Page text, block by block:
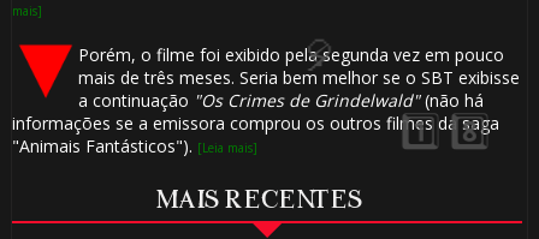
mais]
Porém, o filme foi exibido pela segunda vez em pouco
mais de três meses. Seria bem melhor se o SBT exibisse
a continuação "Os Crimes de Grindelwald"(não há
informações se a emissora comprou os outros filmes da saga
"Animais Fantásticos"). [Leia mais]
MAIS RECENTES
⚡